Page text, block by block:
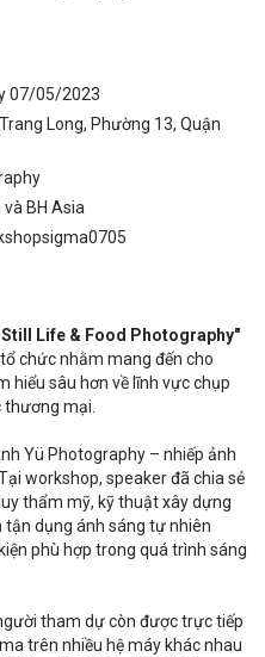
07/05/2023
Long, Phường 13, Quận
BH Asia
Life & Food Photography"
tổ chức nhằm mang đến cho
hiểu sâu hơn về lĩnh vực chụp
mại.
Yü Photography – nhiếp ảnh
workshop, speaker đã chia sẻ
thẩm mỹ, kỹ thuật xây dựng
tận dụng ánh sáng tự nhiên
phù hợp trong quá trình sáng
tham dự còn được trực tiếp
trên nhiều hệ máy khác nhau